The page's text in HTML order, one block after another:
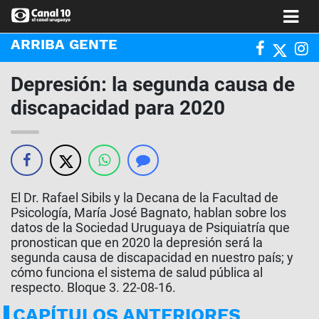
ARRIBA GENTE
Depresión: la segunda causa de
discapacidad para 2020
El Dr. Rafael Sibils y la Decana de la Facultad de
Psicología, María José Bagnato, hablan sobre los
datos de la Sociedad Uruguaya de Psiquiatría que
pronostican que en 2020 la depresión será la
segunda causa de discapacidad en nuestro país; y
cómo funciona el sistema de salud pública al
respecto. Bloque 3. 22-08-16.
CAPÍTULOS ANTERIORES